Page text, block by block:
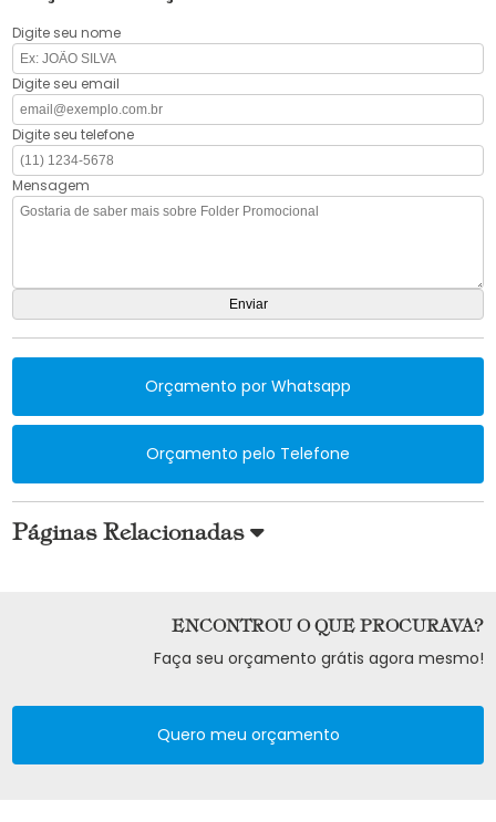
Digite seu nome
Digite seu email
Digite seu telefone
Mensagem
Orçamento por Whatsapp
Orçamento pelo Telefone
Páginas Relacionadas
ENCONTROU O QUE PROCURAVA?
Faça seu orçamento grátis agora mesmo!
Quero meu orçamento